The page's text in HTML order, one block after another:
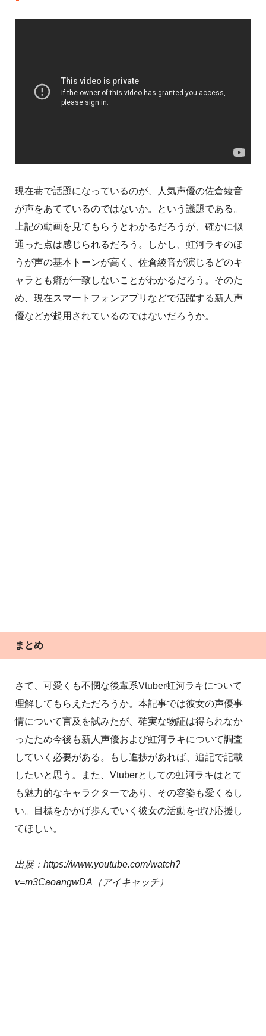
現在巷で話題になっているのが、人気声優の佐倉綾音
が声をあてているのではないか。という議題である。
上記の動画を見てもらうとわかるだろうが、確かに似
通った点は感じられるだろう。しかし、虹河ラキのほ
うが声の基本トーンが高く、佐倉綾音が演じるどのキ
ャラとも癖が一致しないことがわかるだろう。そのた
め、現在スマートフォンアプリなどで活躍する新人声
優などが起用されているのではないだろうか。
まとめ
さて、可愛くも不憫な後輩系Vtuber虹河ラキについて
理解してもらえただろうか。本記事では彼女の声優事
情について言及を試みたが、確実な物証は得られなか
ったため今後も新人声優および虹河ラキについて調査
していく必要がある。もし進捗があれば、追記で記載
したいと思う。また、Vtuberとしての虹河ラキはとて
も魅力的なキャラクターであり、その容姿も愛くるし
い。目標をかかげ歩んでいく彼女の活動をぜひ応援し
てほしい。
出展：https://www.youtube.com/watch?
v=m3CaoangwDA（アイキャッチ）